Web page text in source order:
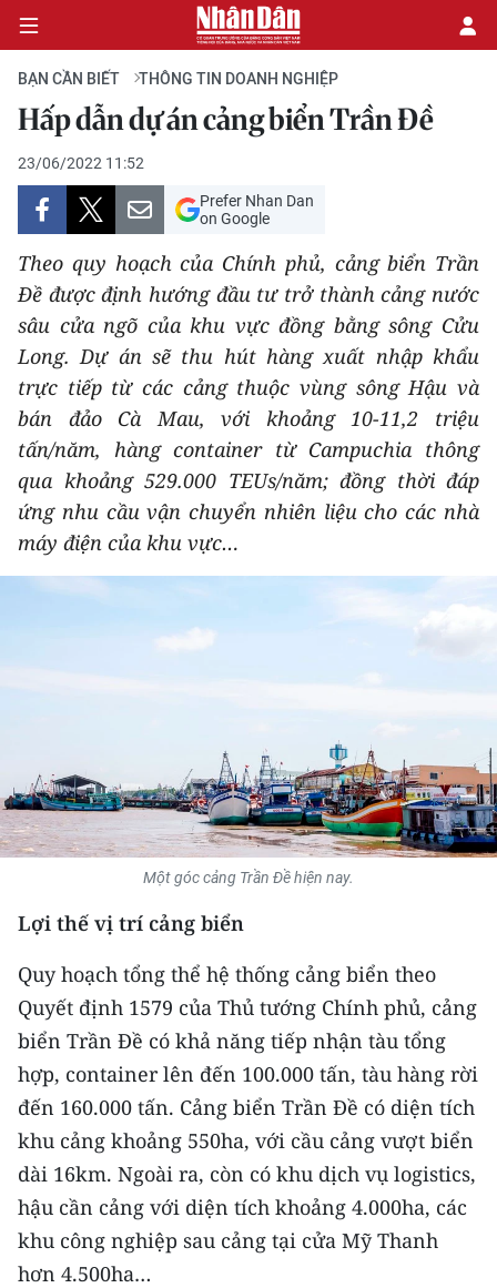
CHÍNH TRỊ
KINH TẾ
VĂN HÓA
XÃ HỘI
PHÁP LUẬT
DU LỊCH
THẾ GIỚI
THỂ THAO
GIÁO DỤC
BẠN ĐỌC
KIỂM CHỨNG THÔNG TIN
CHƯƠNG TRÌNH OCOP - MỖI XÃ
MỘT SẢN PHẨM
RADIO
MEDIA CENTER
E-Magazine
Video
BẠN CẦN BIẾT THÔNG TIN DOANH NGHIỆP
Hấp dẫn dự án cảng biển Trần Đề
23/06/2022 11:52
Prefer Nhan Dan
on Google
Theo quy hoạch của Chính phủ, cảng biển Trần
Đề được định hướng đầu tư trở thành cảng nước
sâu cửa ngõ của khu vực đồng bằng sông Cửu
Long. Dự án sẽ thu hút hàng xuất nhập khẩu
trực tiếp từ các cảng thuộc vùng sông Hậu và
bán đảo Cà Mau, với khoảng 10-11,2 triệu
tấn/năm, hàng container từ Campuchia thông
qua khoảng 529.000 TEUs/năm; đồng thời đáp
ứng nhu cầu vận chuyển nhiên liệu cho các nhà
máy điện của khu vực…
Một góc cảng Trần Đề hiện nay.
Lợi thế vị trí cảng biển
Quy hoạch tổng thể hệ thống cảng biển theo
Quyết định 1579 của Thủ tướng Chính phủ, cảng
biển Trần Đề có khả năng tiếp nhận tàu tổng
hợp, container lên đến 100.000 tấn, tàu hàng rời
đến 160.000 tấn. Cảng biển Trần Đề có diện tích
khu cảng khoảng 550ha, với cầu cảng vượt biển
dài 16km. Ngoài ra, còn có khu dịch vụ logistics,
hậu cần cảng với diện tích khoảng 4.000ha, các
khu công nghiệp sau cảng tại cửa Mỹ Thanh
hơn 4.500ha…